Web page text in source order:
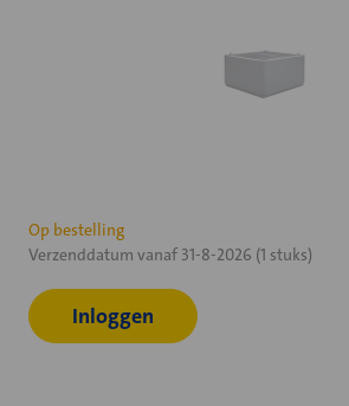
Huidige
voorraad:
Op bestelling
Verzenddatum vanaf 31-8-2026 (1 stuks)
Inloggen